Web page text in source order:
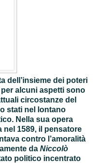
dell’insieme dei poteri
alcuni aspetti sono
circostanze del
stati nel lontano
Nella sua opera
nel 1589, il pensatore
contro l’amoralità
da Niccolò
politico incentrato